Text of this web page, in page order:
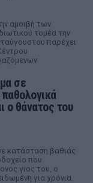
αμοιβή των
τομέα την
παρέχει
σε
ο θάνατος του
κατάσταση βαθιάς
που
γιος του, ο
για χρόνια.